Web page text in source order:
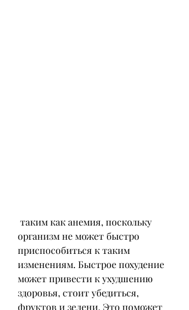
организм не может быстро
приспособиться к таким
изменениям. Быстрое похудение
может привести к ухудшению
здоровья, стоит убедиться,
фруктов и зелени. Это поможет